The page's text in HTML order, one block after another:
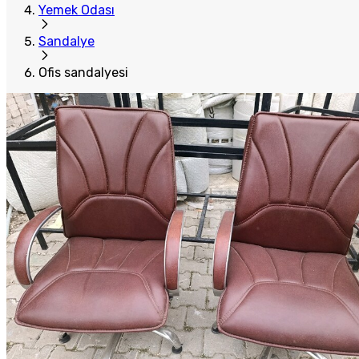
Yemek Odası
Sandalye
Ofis sandalyesi